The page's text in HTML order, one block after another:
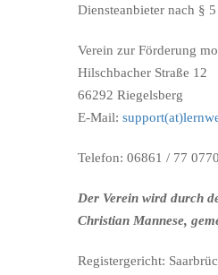
Diensteanbieter nach §
Verein zur Förderung
Hilschbacher Straße 12
66292 Riegelsberg
E-Mail:
Telefon: 06861 / 77 0770
Der Verein wird durch
Christian Mannese,
Registergericht: